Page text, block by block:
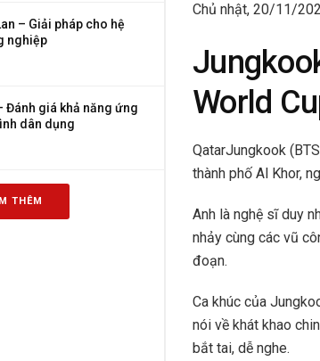
– Giải pháp cho hệ
nghiệp
Đánh giá khả năng ứng
dân dụng
THÊM
Chủ nhật, 20/11/
World
QatarJungkook
thành phố Al Khor,
Anh là nghệ sĩ duy
nhảy cùng các vũ
đoạn.
Ca khúc của
nói về khát khao
bắt tai, dễ nghe.